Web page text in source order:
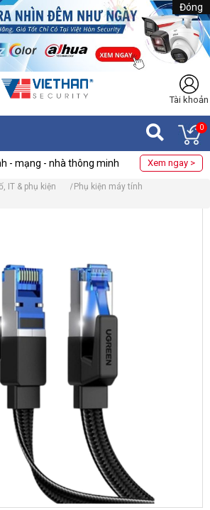
Đóng
Tài khoản
0
- mạng - nhà thông minh Xem ngay >
IT & phụ kiện
Phụ kiện máy tính